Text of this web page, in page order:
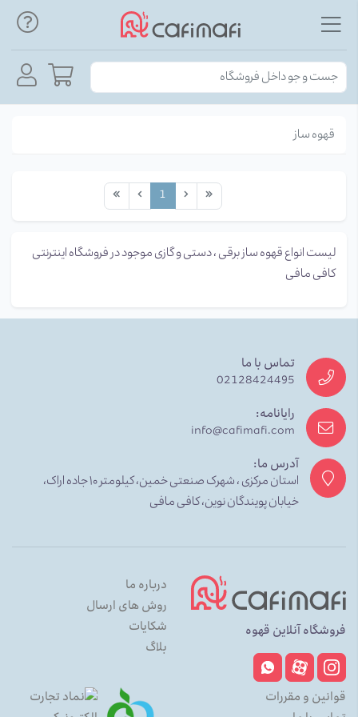
قهوه ساز
1
لیست انواع قهوه ساز برقی ، دستی و گازی موجود در فروشگاه اینترنتی
کافی مافی
تماس با ما
02128424495
رایانامه:
info@cafimafi.com
آدرس ما:
استان مرکزی ، شهرک صنعتی خمین، کیلومتر ۱۰ جاده اراک،
خیابان پویندگان نوین، کافی مافی
فروشگاه آنلاین قهوه
درباره ما
روش های ارسال
شکایات
بلاگ
قوانین و مقررات